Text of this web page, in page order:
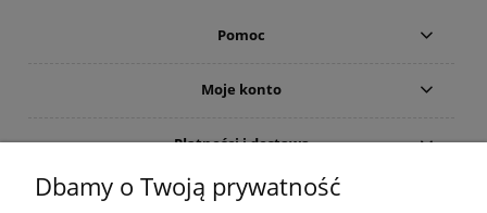
Pomoc
Moje konto
Płatności i dostawa
Informacje
Dbamy o Twoją prywatność